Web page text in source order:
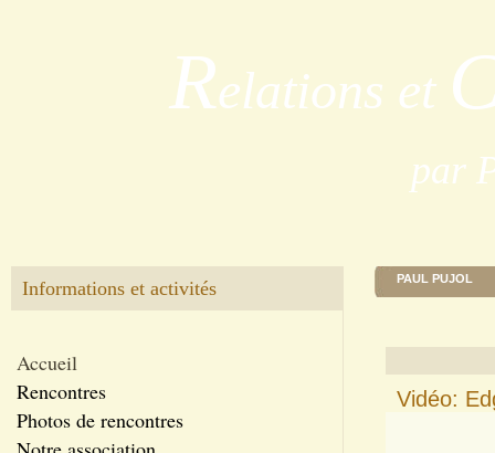
Relations et
par
Informations et activités
Accueil
Rencontres
Photos de rencontres
PAUL PUJOL
Vidéo: